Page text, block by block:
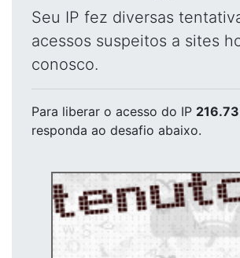
Seu IP fez diversas
acessos suspeitos a sites
conosco.
Para liberar o acesso do IP
responda ao desafio abaixo.